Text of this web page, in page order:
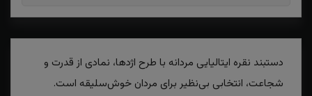
دستبند نقره ایتالیایی مردانه با طرح اژدها، نمادی از قدرت و
شجاعت، انتخابی بی‌نظیر برای مردان خوش‌سلیقه است.